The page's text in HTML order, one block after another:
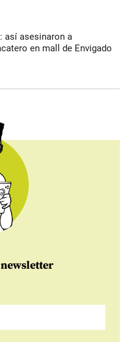
así asesinaron a
en mall de Envigado